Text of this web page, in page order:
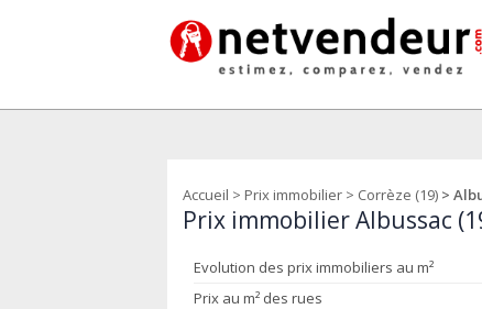
Accueil > Prix immobilier > Corrèze (19) >
Prix immobilier Albussac
Evolution des prix immobiliers au m²
Prix au m² des rues